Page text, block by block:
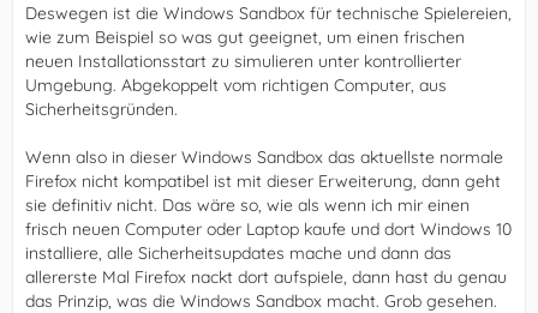
Deswegen ist die Windows Sandbox für technische Spielereien,
wie zum Beispiel so was gut geeignet, um einen frischen
neuen Installationsstart zu simulieren unter kontrollierter
Umgebung. Abgekoppelt vom richtigen Computer, aus
Sicherheitsgründen.
Wenn also in dieser Windows Sandbox das aktuellste normale
Firefox nicht kompatibel ist mit dieser Erweiterung, dann geht
sie definitiv nicht. Das wäre so, wie als wenn ich mir einen
frisch neuen Computer oder Laptop kaufe und dort Windows 10
installiere, alle Sicherheitsupdates mache und dann das
allererste Mal Firefox nackt dort aufspiele, dann hast du genau
das Prinzip, was die Windows Sandbox macht. Grob gesehen.